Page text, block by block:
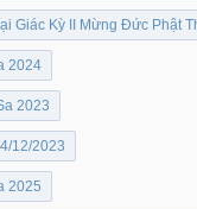
Giác Kỳ II Mừng Đức Phật
2024
2023
12/2023
2025